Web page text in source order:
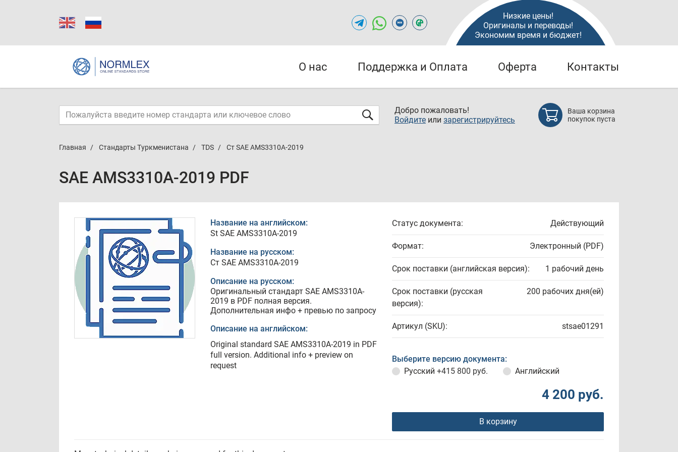
Низкие цены!
Оригиналы и переводы!
Экономим время и бюджет!
О нас Поддержка и Оплата Оферта Контакты
Добро пожаловать!
Войдите или зарегистрируйтесь
Ваша корзина
покупок пуста
Главная Стандарты Туркменистана TDS Ст SAE AMS3310A-2019
SAE AMS3310A-2019 PDF
Название на английском:
St SAE AMS3310A-2019
Название на русском:
Ст SAE AMS3310A-2019
Описание на русском:
Оригинальный стандарт SAE AMS3310A-
2019 в PDF полная версия.
Дополнительная инфо + превью по запросу
Описание на английском:
Original standard SAE AMS3310A-2019 in PDF
full version. Additional info + preview on
request
Статус документа: Действующий
Формат: Электронный (PDF)
Срок поставки (английская версия): 1 рабочий день
Срок поставки (русская
версия):
200 рабочих дня(ей)
Артикул (SKU): stsae01291
Выберите версию документа:
Русский +415 800 руб. Английский
4 200 руб.
В корзину